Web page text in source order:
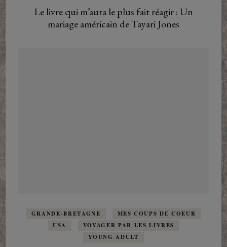
Le livre qui m’aura le plus fait réagir : Un
mariage américain de Tayari Jones
GRANDE-BRETAGNE
MES COUPS DE COEUR
USA
VOYAGER PAR LES LIVRES
YOUNG ADULT